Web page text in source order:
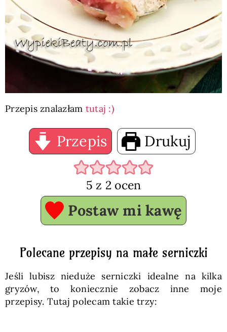
Przepis znalazłam tutaj :)
Przepis Drukuj
5 z 2 ocen
Postaw mi kawę
Polecane przepisy na małe serniczki
Jeśli lubisz nieduże serniczki idealne na kilka
gryzów, to koniecznie zobacz inne moje
przepisy. Tutaj polecam takie trzy: